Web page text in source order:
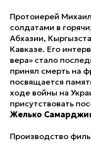
Протоиерей
солдатами в
Абхазии,
Кавказе. Его
вера» стало
принял смерть на
посвящается
ходе войны на
присутствовать
Желько
Производство